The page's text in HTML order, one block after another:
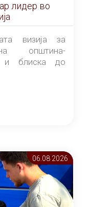
лидер во
визија за
општина-
и блиска до
06.08 2026